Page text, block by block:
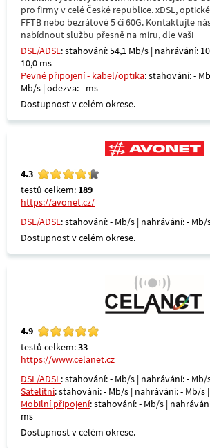
pro firmy v celé České republice. xDSL,
FFTB nebo bezrátové 5 či 60G. Kontaktujte
nabídnout službu přesně na míru, dle Vaši
DSL/ADSL: stahování: 54,1 Mb/s | nahrávání:
10,0 ms
Pevné připojení - kabel/optika: stahování: -
Mb/s | odezva: - ms
Dostupnost v celém okrese.
4.3
testů celkem: 189
https://avonet.cz/
DSL/ADSL: stahování: - Mb/s | nahrávání: - Mb/
Dostupnost v celém okrese.
4.9
testů celkem:33
https://www.celanet.cz
DSL/ADSL: stahování: - Mb/s | nahrávání: - Mb/
Satelitní: stahování: - Mb/s | nahrávání: - Mb/s
Mobilní připojení: stahování: - Mb/s |
ms
Dostupnost v celém okrese.